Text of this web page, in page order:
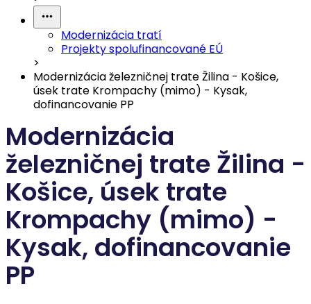
Modernizácia tratí
Projekty spolufinancované EÚ
>
Modernizácia železničnej trate Žilina - Košice,
úsek trate Krompachy (mimo) - Kysak,
dofinancovanie PP
Modernizácia
železničnej trate Žilina -
Košice, úsek trate
Krompachy (mimo) -
Kysak, dofinancovanie
PP